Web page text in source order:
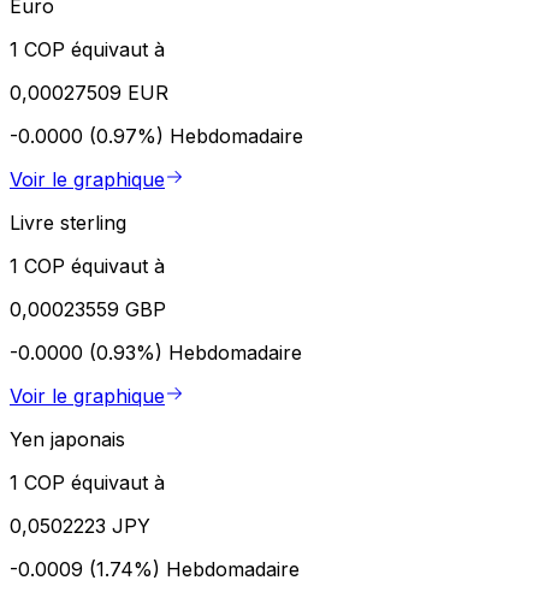
Euro
1 COP équivaut à
0,00027509 EUR
-0.0000 (0.97%) Hebdomadaire
Voir le graphique
Livre sterling
1 COP équivaut à
0,00023559 GBP
-0.0000 (0.93%) Hebdomadaire
Voir le graphique
Yen japonais
1 COP équivaut à
0,0502223 JPY
-0.0009 (1.74%) Hebdomadaire